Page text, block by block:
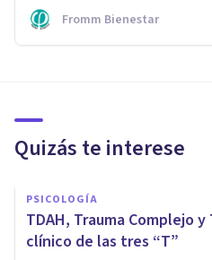
Fromm Bienestar
Quizás te interese
PSICOLOGÍA
TDAH, Trauma Complejo
clínico de las tres “T”